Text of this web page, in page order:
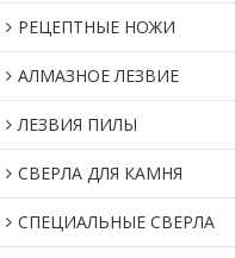
РЕЦЕПТНЫЕ НОЖИ
АЛМАЗНОЕ ЛЕЗВИЕ
ЛЕЗВИЯ ПИЛЫ
СВЕРЛА ДЛЯ КАМНЯ
СПЕЦИАЛЬНЫЕ СВЕРЛА